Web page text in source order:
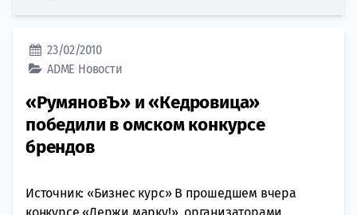
23/02/2010
ADME Новости
«РумяновЪ» и «Кедровица»
победили в омском конкурсе
брендов
Источник: «Бизнес курс» В прошедшем вчера